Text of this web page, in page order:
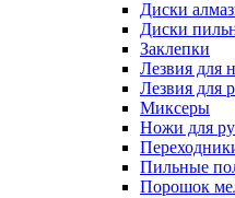
Диски
Диски
Заклепки
Лезвия для
Лезвия для
Миксеры
Ножи для
Пильные
Порошок